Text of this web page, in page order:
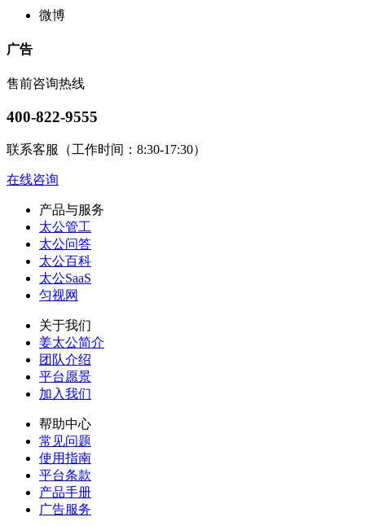
微博
广告
售前咨询热线
400-822-9555
联系客服（工作时间：8:30-17:30）
在线咨询
产品与服务
太公管工
太公问答
太公百科
太公SaaS
匀视网
关于我们
姜太公简介
团队介绍
平台愿景
加入我们
帮助中心
常见问题
使用指南
平台条款
产品手册
广告服务